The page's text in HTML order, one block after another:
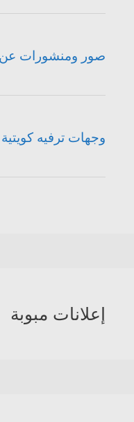
صور ومنشورات عن
وجهات ترفيه كويتية
إعلانات مبوبة